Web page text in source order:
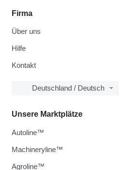
Firma
Über uns
Hilfe
Kontakt
Deutschland / Deutsch
Unsere Marktplätze
Autoline™
Machineryline™
Agroline™